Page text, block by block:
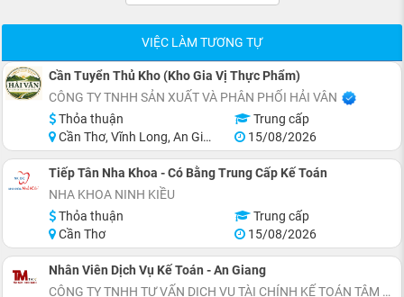
VIỆC LÀM TƯƠNG TỰ
Cần Tuyển Thủ Kho (Kho Gia Vị Thực Phẩm)
CÔNG TY TNHH SẢN XUẤT VÀ PHÂN PHỐI HẢI VÂN
Thỏa thuận
Trung cấp
Cần Thơ, Vĩnh Long, An Giang, Kiên Giang, Đồng Tháp, Hậu Giang
15/08/2026
Tiếp Tân Nha Khoa - Có Bằng Trung Cấp Kế Toán
NHA KHOA NINH KIỀU
Thỏa thuận
Trung cấp
Cần Thơ
15/08/2026
Nhân Viên Dịch Vụ Kế Toán - An Giang
CÔNG TY TNHH TƯ VẤN DỊCH VỤ TÀI CHÍNH KẾ TOÁN TÂM MINH